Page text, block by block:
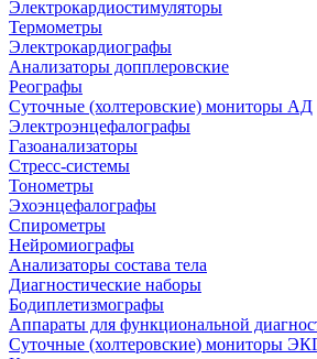
Электрокардиостимуляторы
Термометры
Электрокардиографы
Анализаторы допплеровские
Реографы
Суточные (холтеровские) мониторы АД
Электроэнцефалографы
Газоанализаторы
Стресс-системы
Тонометры
Эхоэнцефалографы
Спирометры
Нейромиографы
Анализаторы состава тела
Диагностические наборы
Бодиплетизмографы
Аппараты для функциональной
Суточные (холтеровские) мониторы